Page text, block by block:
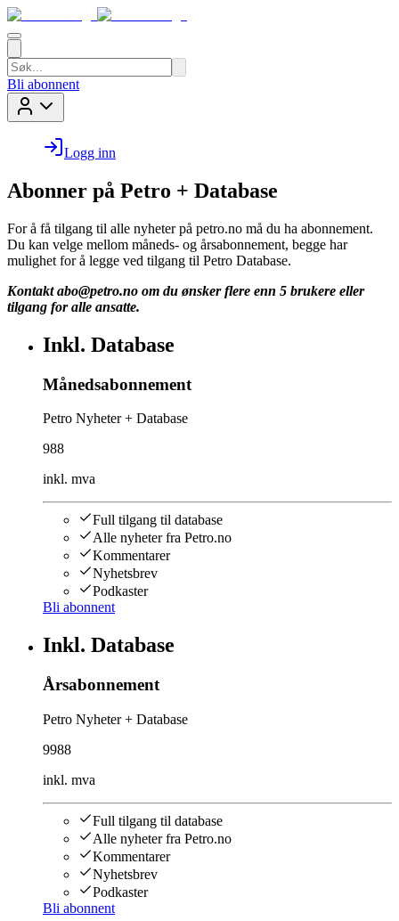
Bli abonnent
Logg inn
Abonner på Petro + Database
For å få tilgang til alle nyheter på petro.no må du ha abonnement.
Du kan velge mellom måneds- og årsabonnement, begge har
mulighet for å legge ved tilgang til Petro Database.
Kontakt abo@petro.no om du ønsker flere enn 5 brukere eller
tilgang for alle ansatte.
Inkl. Database
Månedsabonnement
Petro Nyheter + Database
988
inkl. mva
Full tilgang til database
Alle nyheter fra Petro.no
Kommentarer
Nyhetsbrev
Podkaster
Bli abonnent
Inkl. Database
Årsabonnement
Petro Nyheter + Database
9988
inkl. mva
Full tilgang til database
Alle nyheter fra Petro.no
Kommentarer
Nyhetsbrev
Podkaster
Bli abonnent